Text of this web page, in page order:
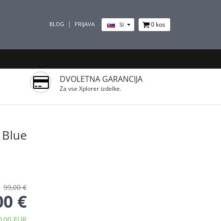
BLOG PRIJAVA SI 0 kos
DVOLETNA GARANCIJA
Za vse Xplorer izdelke.
99,00 €
€